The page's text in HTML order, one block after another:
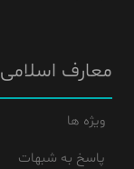
معارف اسلامی
ویژه ها
پاسخ به شبهات